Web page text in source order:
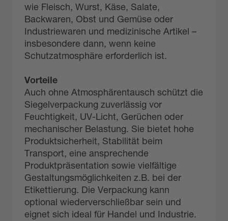
wie Fleisch, Wurst, Käse, Salate,
Backwaren, Obst und Gemüse oder
Industriewaren und medizinische Artikel –
insbesondere dann, wenn keine
Schutzatmosphäre erforderlich ist.
Vorteile
Auch ohne Atmosphärentausch schützt die
Siegelverpackung zuverlässig vor
Feuchtigkeit, UV-Licht, Gerüchen oder
mechanischer Belastung. Sie bietet hohe
Produktsicherheit, Stabilität beim
Transport, eine ansprechende
Produktpräsentation sowie vielfältige
Gestaltungsmöglichkeiten z.B. bei der
Etikettierung. Die Verpackung kann
optional wiederverschließbar sein und
eignet sich ideal für Handel und Industrie.